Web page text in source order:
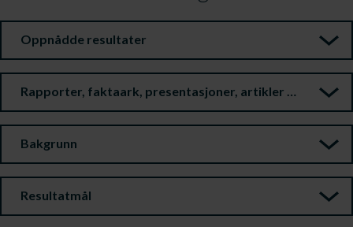
Oppnådde resultater
Rapporter, faktaark, presentasjoner, artikler m.m.
Bakgrunn
Resultatmål